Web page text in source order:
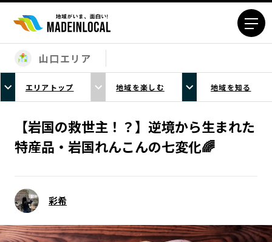
エリアから探す
北海道エリア
青森エリア
岩手エリア
宮城エリア
秋田エリア
山形エリア
福島エリア
茨城エリア
栃木エリア
群馬エリア
埼玉エリア
東京23区エリア
神奈川エリア
新潟エリア
山口エリア
エリアトップ 地域を楽しむ 地域を知る
【岩国の救世主！？】逆境から生まれた
特産品・岩国れんこんの七変化🌈
彩希